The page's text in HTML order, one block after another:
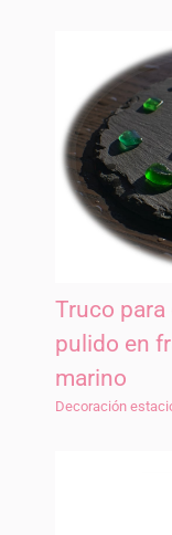
Truco
pulido en
marino
Decoración